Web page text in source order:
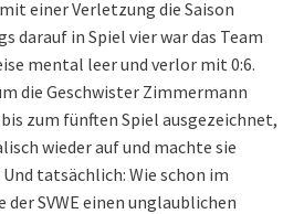
einer Verletzung die Saison
darauf in Spiel vier war das Team
mental leer und verlor mit 0:6.
die Geschwister Zimmermann
zum fünften Spiel ausgezeichnet,
wieder auf und machte sie
Und tatsächlich: Wie schon im
SVWE einen unglaublichen